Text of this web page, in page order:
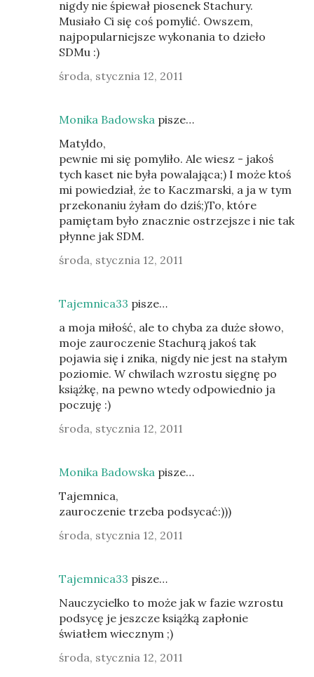
nigdy nie śpiewał piosenek Stachury.
Musiało Ci się coś pomylić. Owszem,
najpopularniejsze wykonania to dzieło
SDMu :)
środa, stycznia 12, 2011
Monika Badowska pisze…
Matyldo,
pewnie mi się pomyliło. Ale wiesz - jakoś
tych kaset nie była powalająca;) I może ktoś
mi powiedział, że to Kaczmarski, a ja w tym
przekonaniu żyłam do dziś;)To, które
pamiętam było znacznie ostrzejsze i nie tak
płynne jak SDM.
środa, stycznia 12, 2011
Tajemnica33 pisze…
a moja miłość, ale to chyba za duże słowo,
moje zauroczenie Stachurą jakoś tak
pojawia się i znika, nigdy nie jest na stałym
poziomie. W chwilach wzrostu sięgnę po
książkę, na pewno wtedy odpowiednio ja
poczuję :)
środa, stycznia 12, 2011
Monika Badowska pisze…
Tajemnica,
zauroczenie trzeba podsycać:)))
środa, stycznia 12, 2011
Tajemnica33 pisze…
Nauczycielko to może jak w fazie wzrostu
podsycę je jeszcze książką zapłonie
światłem wiecznym ;)
środa, stycznia 12, 2011